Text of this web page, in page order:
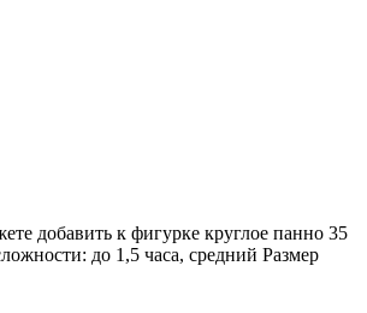
добавить к фигурке круглое панно 35
до 1,5 часа, средний Размер